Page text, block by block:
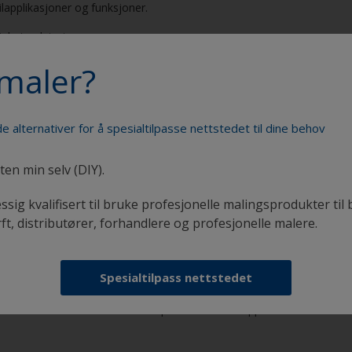
og funksjoner.
emner.
gjelder tilgjengelighet.
og spesialverktøy hvilke WCAG-krav vi ikke oppfyller
identifiserte problemer med tilgjengeligheten for eksisterende
alle og vil veldig gjerne ha tilbakemelding fra deg på hvordan vi
kontakte oss på
vårt best for raskt å utbedre problemene du opplever.
alternativer for å spesialtilpasse nettstedet til dine behov
min selv (DIY).
kvalifisert til bruke profesjonelle malingsprodukter til
distributører, forhandlere og profesjonelle malere.
Spesialtilpass nettstedet